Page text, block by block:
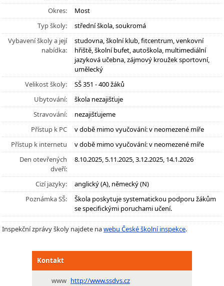
Okres:
Most
Typ školy:
střední škola, soukromá
Vybavení školy a její
nabídka:
studovna, školní klub, fitcentrum, venkovní
hřiště, školní bufet, autoškola, multimediální
jazyková učebna, zájmový kroužek sportovní,
umělecký
Velikost školy:
SŠ 351 - 400 žáků
Ubytování:
škola nezajišťuje
Stravování:
nezajišťujeme
Přístup k PC
v době mimo vyučování: v neomezené míře
Přístup k internetu
v době mimo vyučování: v neomezené míře
Den otevřených
dveří:
8.10.2025, 5.11.2025, 3.12.2025, 14.1.2026
Cizí jazyky:
anglický (A), německý (N)
Poznámka SŠ:
Škola poskytuje systematickou podporu žákům
se specifickými poruchami učení.
Inspekční zprávy školy najdete nawebu České školní inspekce.
Kontakt
www http://www.ssdvs.cz